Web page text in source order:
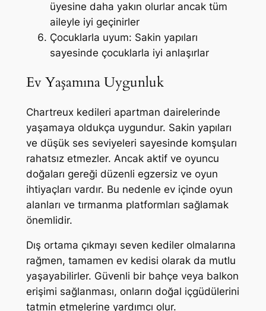
üyesine daha yakın olurlar ancak tüm
aileyle iyi geçinirler
Çocuklarla uyum: Sakin yapıları
sayesinde çocuklarla iyi anlaşırlar
Ev Yaşamına Uygunluk
Chartreux kedileri apartman dairelerinde
yaşamaya oldukça uygundur. Sakin yapıları
ve düşük ses seviyeleri sayesinde komşuları
rahatsız etmezler. Ancak aktif ve oyuncu
doğaları gereği düzenli egzersiz ve oyun
ihtiyaçları vardır. Bu nedenle ev içinde oyun
alanları ve tırmanma platformları sağlamak
önemlidir.
Dış ortama çıkmayı seven kediler olmalarına
rağmen, tamamen ev kedisi olarak da mutlu
yaşayabilirler. Güvenli bir bahçe veya balkon
erişimi sağlanması, onların doğal içgüdülerini
tatmin etmelerine yardımcı olur.